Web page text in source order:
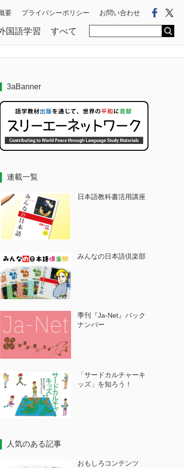
国語学習 すべて
要 プライバシーポリシー お問い合わせ
3aBanner
連載一覧
日本語教科書活用講座
みんなの日本語倶楽部
季刊『Ja-Net』バック
ナンバー
「サードカルチャーキ
ッズ」を知ろう！
人気のある記事
おもしろコンテンツ